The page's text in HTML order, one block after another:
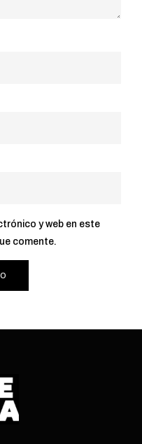
y web en este
comente.